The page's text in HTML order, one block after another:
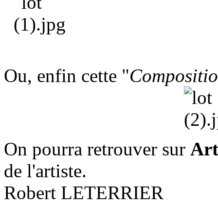
Ou, enfin cette "
On pourra retrouver sur
de l'artiste.
Robert LETERRIER